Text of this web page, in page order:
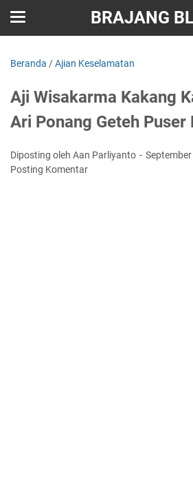
BRAJANG
Beranda /Ajian Keselamatan
Aji Wisakarma Kakang
Ari Ponang Geteh Puser
Diposting oleh Aan Parliyanto
Posting Komentar